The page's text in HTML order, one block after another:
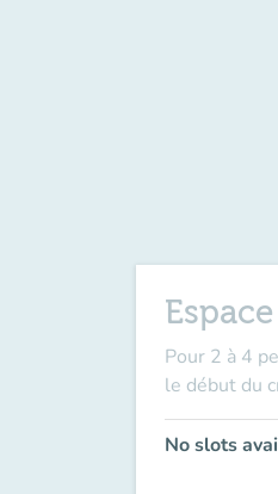
Pour 2 à 4
le début du
No slots